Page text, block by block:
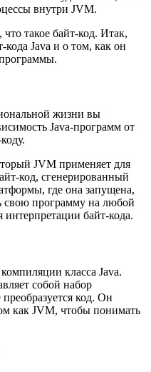
внутри JVM.
такое байт-код. Итак,
Java и о том, как он
жизни вы
Java-программ от
JVM применяет для
код, сгенерированный
где она запущена,
свою программу на любой
байт-кода.
класса Java.
собой набор
код. Он
как JVM, чтобы понимать